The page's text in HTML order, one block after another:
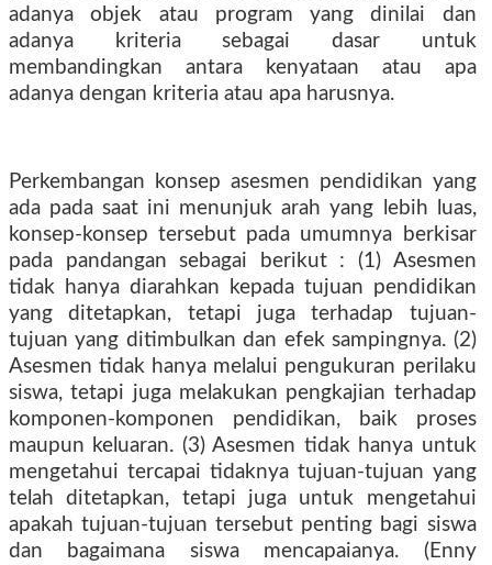
adanya objek atau program yang dinilai dan
adanya kriteria sebagai dasar untuk
membandingkan antara kenyataan atau apa
adanya dengan kriteria atau apa harusnya.
Perkembangan konsep asesmen pendidikan yang
ada pada saat ini menunjuk arah yang lebih luas,
konsep-konsep tersebut pada umumnya berkisar
pada pandangan sebagai berikut : (1) Asesmen
tidak hanya diarahkan kepada tujuan pendidikan
yang ditetapkan, tetapi juga terhadap tujuan-
tujuan yang ditimbulkan dan efek sampingnya. (2)
Asesmen tidak hanya melalui pengukuran perilaku
siswa, tetapi juga melakukan pengkajian terhadap
komponen-komponen pendidikan, baik proses
maupun keluaran. (3) Asesmen tidak hanya untuk
mengetahui tercapai tidaknya tujuan-tujuan yang
telah ditetapkan, tetapi juga untuk mengetahui
apakah tujuan-tujuan tersebut penting bagi siswa
dan bagaimana siswa mencapaianya. (Enny